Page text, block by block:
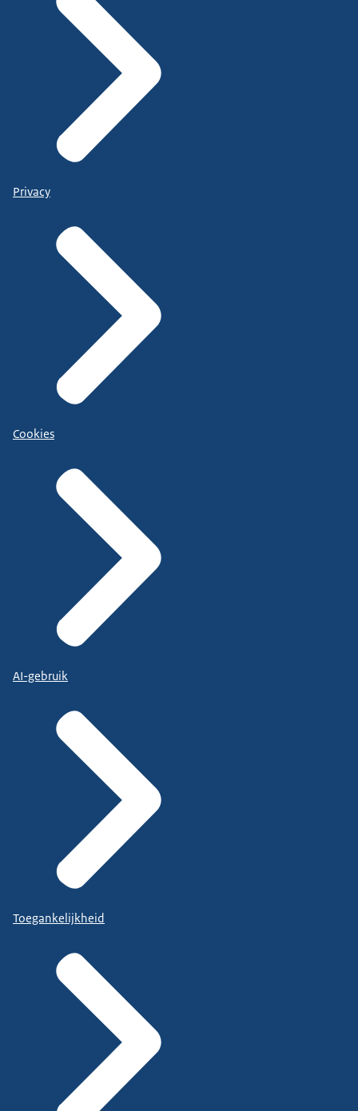
Privacy
Cookies
AI-gebruik
Toegankelijkheid